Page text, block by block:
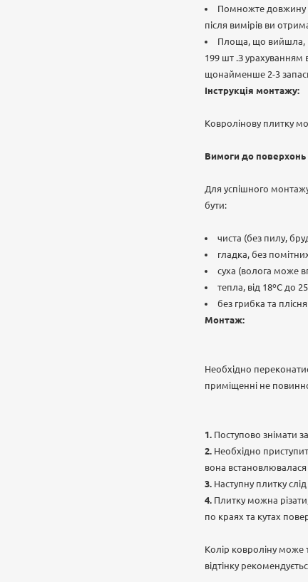
Помножте довжину
після вимірів ви
Площа, що вийшла,
199 шт .З урахуванням
щонайменше 2-3
Інструкція монтажу:
Ковролінову плитку
Вимоги до поверхонь
Для успішного
бути:
чиста (без пилу,
гладка, без
суха (волога може
тепла, від 18ºС до
без грибка та
Монтаж:
Необхідно
приміщенні не
Поступово знімати
Необхідно
вона
Наступну плитку
Плитку можна
по краях та кутах
Колір ковроліну може
відтінку